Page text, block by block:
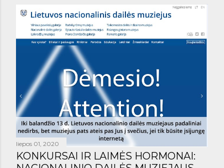
liepos 01, 2020
KONKURSAI IR LAIMĖS HORMONAI: